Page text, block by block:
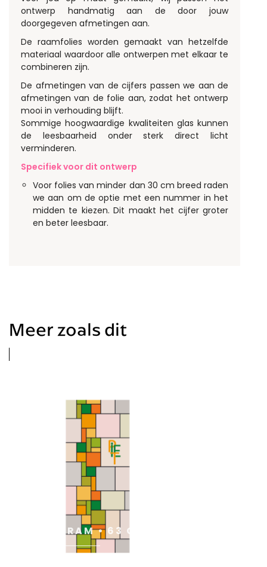
ontwerp handmatig aan de door jouw
doorgegeven afmetingen aan.
De raamfolies worden gemaakt van hetzelfde
materiaal waardoor alle ontwerpen met elkaar te
combineren zijn.
De afmetingen van de cijfers passen we aan de
afmetingen van de folie aan, zodat het ontwerp
mooi in verhouding blijft.
Sommige hoogwaardige kwaliteiten glas kunnen
de leesbaarheid onder sterk direct licht
verminderen.
Specifiek voor dit ontwerp
Voor folies van minder dan 30 cm breed raden
we aan om de optie met een nummer in het
midden te kiezen. Dit maakt het cijfer groter
en beter leesbaar.
Meer zoals dit
MONOGRAM • 63 CM X 153